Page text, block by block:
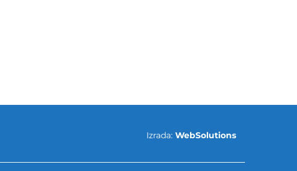
Izrada: WebSolutions